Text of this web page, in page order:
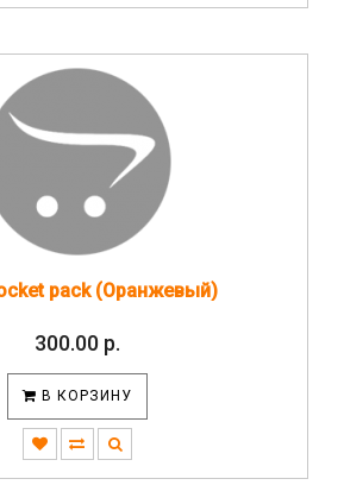
pack (Оранжевый)
300.00 р.
В КОРЗИНУ